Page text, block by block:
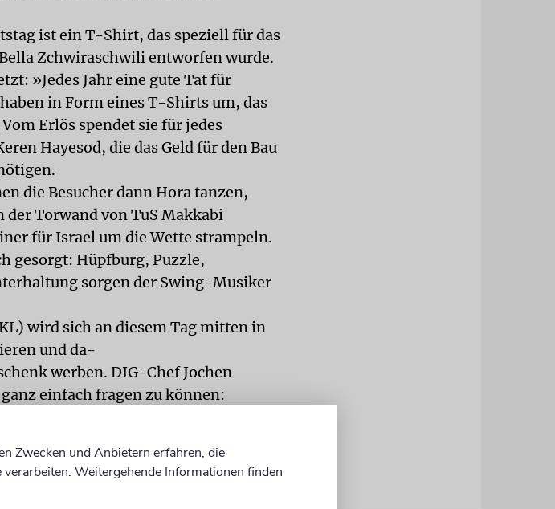
ist ein T-Shirt, das speziell für das
Zchwiraschwili entworfen wurde.
»Jedes Jahr eine gute Tat für
in Form eines T-Shirts um, das
Erlös spendet sie für jedes
Hayesod, die das Geld für den Bau
die Besucher dann Hora tanzen,
der Torwand von TuS Makkabi
für Israel um die Wette strampeln.
gesorgt: Hüpfburg, Puzzle,
sorgen der Swing-Musiker
wird sich an diesem Tag mitten in
und da-
werben. DIG-Chef Jochen
einfach fragen zu können:
Zwecken und Anbietern erfahren, die
Weitergehende Informationen finden